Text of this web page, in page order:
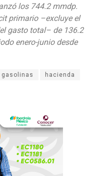
los 744.2 mmdp.
primario –excluye el
gasto total– de 136.2
enero-junio desde
gasolinas hacienda